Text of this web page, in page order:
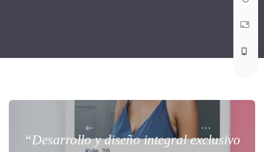
“Desarrollo y diseño integral exclusivo